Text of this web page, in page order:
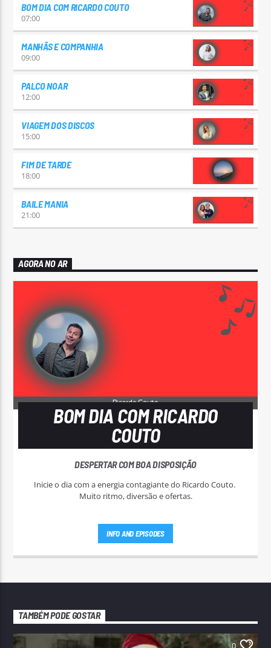
BOM DIA COM RICARDO COUTO
07:00
MANHÃS E COMPANHIA
09:00
PALCO NOAR
12:00
VIAGEM DOS DISCOS
15:00
FIM DE TARDE
18:00
BAILE MANIA
21:00
AGORA NO AR
BOM DIA COM RICARDO
COUTO
DESPERTAR COM BOA DISPOSIÇÃO
Inicie o dia com a energia contagiante do Ricardo Couto.
Muito ritmo, diversão e ofertas.
INFO AND EPISODES
TAMBÉM PODE GOSTAR
0